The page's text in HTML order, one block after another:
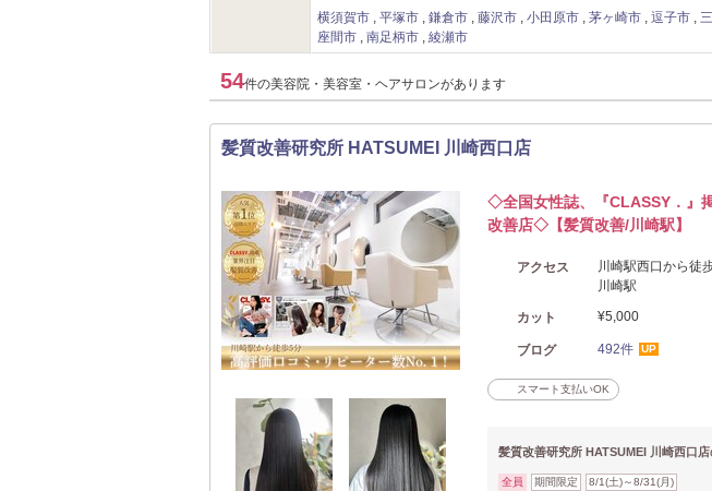
横須賀市
平塚市 鎌倉市 藤沢市 小田原市 茅ヶ崎市 逗子市
座間市
南足柄市 綾瀬市
54件の美容院・美容室・ヘアサロンがあります
髪質改善研究所 HATSUMEI 川崎西口店
◇全国女性誌、『CLASSY．』
改善店◇【髪質改善/川崎駅】
アクセス
川崎駅西口から徒
川崎駅
カット ¥5,000
ブログ 492件 UP
スマート支払いOK
髪質改善研究所 HATSUMEI 川崎西口
全員 期間限定 8/1(土)～8/31(月)